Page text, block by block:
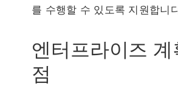
를 수행할 수 있도록 지원합니
엔터프라이즈 계
점